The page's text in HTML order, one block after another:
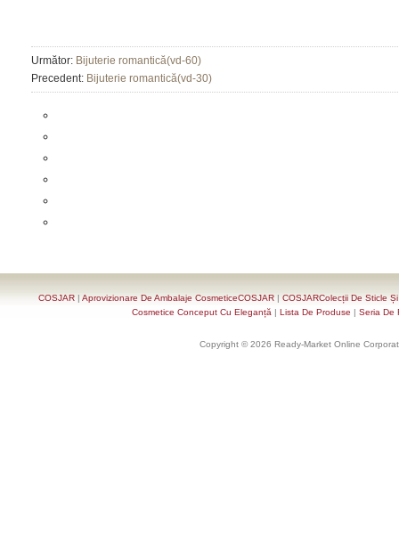
Următor: Bijuterie romantică(vd-60)
Precedent: Bijuterie romantică(vd-30)
COSJAR | Aprovizionare De Ambalaje CosmeticeCOSJAR | COSJARColecții De Sticle
Cosmetice Conceput Cu Eleganță | Lista De Produse | Seria De
Copyright © 2026 Ready-Market Online